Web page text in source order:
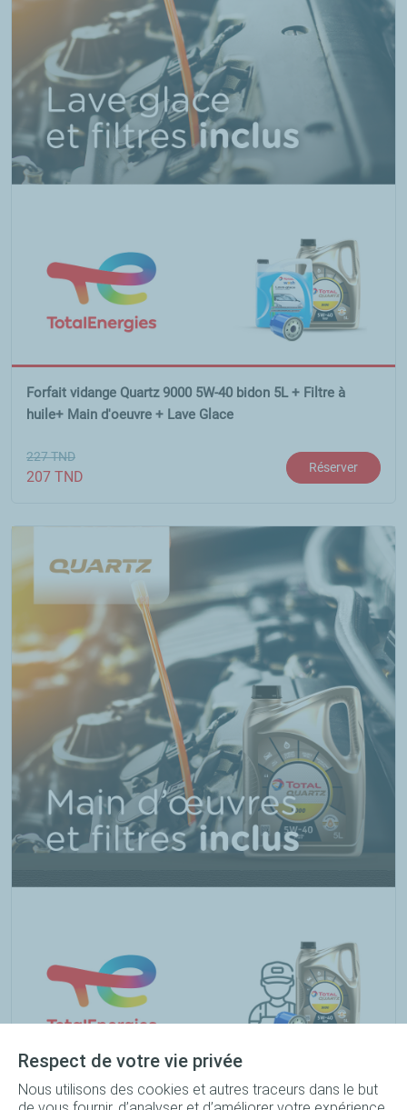
Forfait vidange Quartz 9000 5W-40 bidon 5L + Filtre à
huile+ Main d'oeuvre + Lave Glace
227TND
207 TND
Réserver
Forfait vidange Quartz 9000 5W-40 bidon 5L + Filtre à huile
Respect de votre vie privée
Nous utilisons des cookies et autres traceurs dans le but